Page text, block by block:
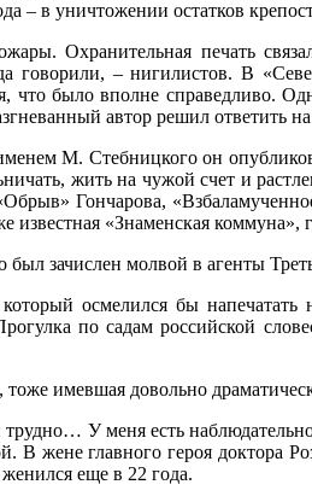
– в уничтожении остатков
Охранительная печать
говорили, – нигилистов. В
что было вполне справедливо.
автор решил ответить
М. Стебницкого он
жить на чужой счет и
Гончарова,
известная «Знаменская
зачислен молвой в агенты
осмелился бы
по садам российской
имевшая довольно
У меня есть
жене главного героя доктора
еще в 22 года.